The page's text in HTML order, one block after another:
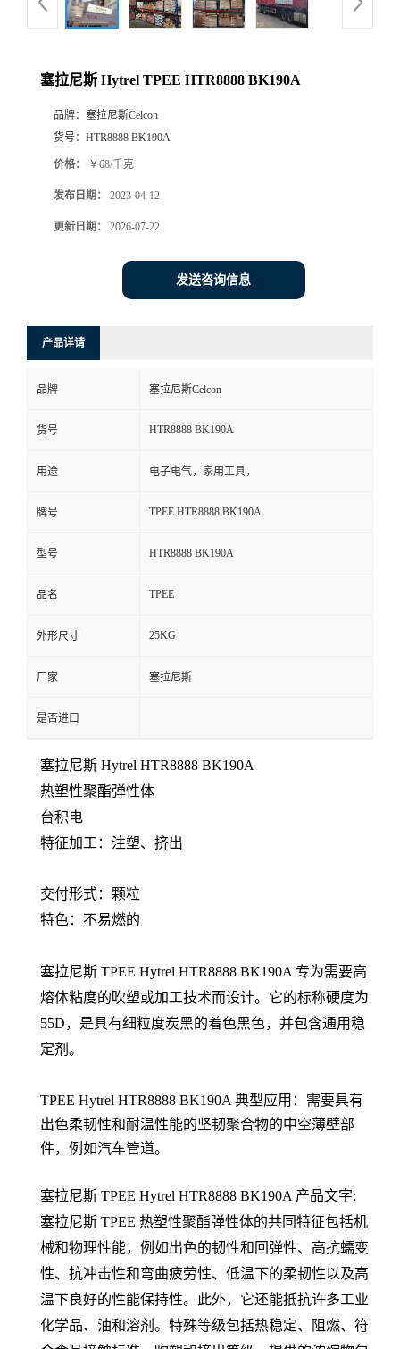
厅
系
言
塞拉尼斯 Hytrel TPEE HTR8888 BK190A
品牌： 塞拉尼斯Celcon
货号： HTR8888 BK190A
价格： ￥68/千克
发布日期： 2023-04-12
更新日期： 2026-07-22
发送咨询信息
产品详请
品牌 塞拉尼斯Celcon
货号 HTR8888 BK190A
用途 电子电气，家用工具，
牌号 TPEE HTR8888 BK190A
型号 HTR8888 BK190A
品名 TPEE
外形尺寸 25KG
厂家 塞拉尼斯
是否进口
塞拉尼斯 Hytrel HTR8888 BK190A
热塑性聚酯弹性体
台积电
特征加工：注塑、挤出
交付形式： 颗粒
特色： 不易燃的
塞拉尼斯 TPEE Hytrel HTR8888 BK190A 专为需要高
熔体粘度的吹塑或加工技术而设计。它的标称硬度为
55D，是具有细粒度炭黑的着色黑色，并包含通用稳
定剂。
TPEE Hytrel HTR8888 BK190A 典型应用： 需要具有
出色柔韧性和耐温性能的坚韧聚合物的中空薄壁部
件，例如汽车管道。
塞拉尼斯 TPEE Hytrel HTR8888 BK190A 产品文字:
塞拉尼斯 TPEE 热塑性聚酯弹性体的共同特征包括机
械和物理性能，例如出色的韧性和回弹性、高抗蠕变
性、抗冲击性和弯曲疲劳性、低温下的柔韧性以及高
温下良好的性能保持性。此外，它还能抵抗许多工业
化学品、油和溶剂。特殊等级包括热稳定、阻燃、符